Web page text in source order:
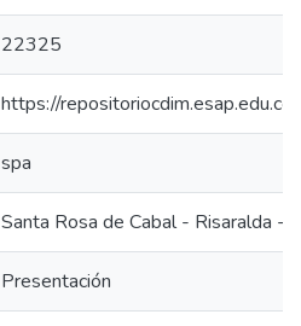
22325
https://
spa
Santa Rosa de Cabal - Risaralda -
Presentación